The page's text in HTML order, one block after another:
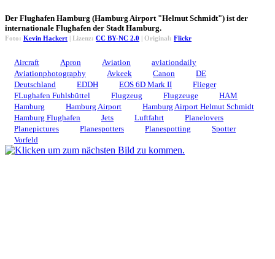
Der Flughafen Hamburg (Hamburg Airport "Helmut Schmidt") ist der
internationale Flughafen der Stadt Hamburg.
Foto: Kevin Hackert | Lizenz: CC BY-NC 2.0 | Original: Flickr
Aircraft Apron Aviation
aviationdaily
Aviationphotography
Avkeek Canon
DE
Deutschland
EDDH EOS 6D Mark II
Flieger
FLughafen Fuhlsbüttel
Flugzeug Flugzeuge
HAM
Hamburg
Hamburg Airport
Hamburg Airport Helmut Schmidt
Hamburg Flughafen
Jets Luftfahrt
Planelovers
Planepictures
Planespotters Planespotting
Spotter
Vorfeld